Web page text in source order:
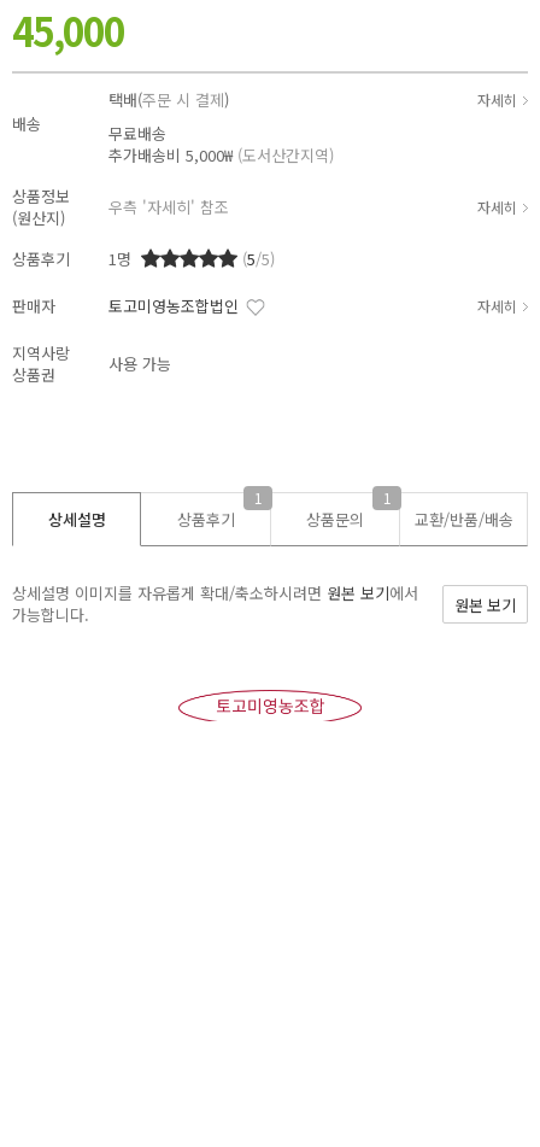
45,000
배송
택배(주문 시 결제) 자세히
무료배송
추가배송비 5,000₩ (도서산간지역)
상품정보
(원산지)
우측 '자세히' 참조 자세히
상품후기 1명 (5/5)
판매자 토고미영농조합법인 자세히
지역사랑
상품권
사용 가능
상세설명 상품후기
1
상품문의
1
교환/반품/배송
상세설명 이미지를 자유롭게 확대/축소하시려면 원본 보기에서
가능합니다.
원본 보기